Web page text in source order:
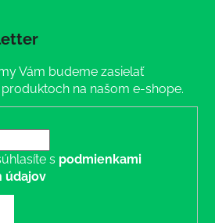
Vám budeme zasielať
na našom e-shope.
s podmienkami
údajov